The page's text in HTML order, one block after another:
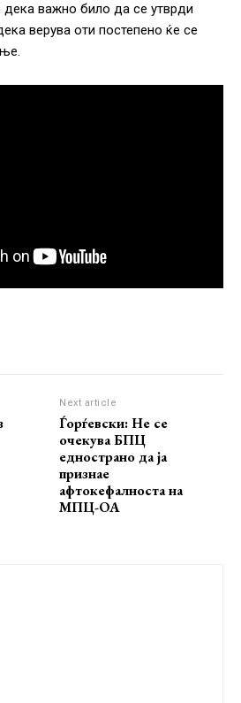
дека важно било да се утврди
верува оти постепено ќе се
Next article
Ѓорѓевски: Не се
очекува БПЦ
еднострано да ја
признае
афтокефалноста на
МПЦ-ОА